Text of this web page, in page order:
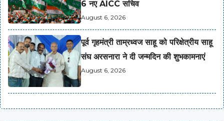
6 नए AICC सचिव
August 6, 2026
पूर्व गृहमंत्री ताम्रध्वज साहू को परिक्षेत्रीय साहू
संघ अरसनारा ने दी जन्मदिन की शुभकामनाएं
August 6, 2026